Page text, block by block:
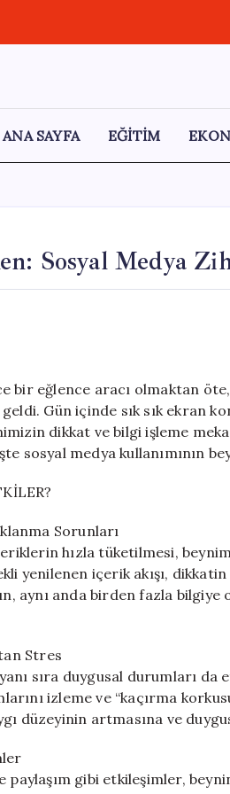
ANA SAYFA EĞİTİM
Sosyal Medya
bir eğlence aracı olmaktan
Gün içinde sık sık ekran
dikkat ve bilgi işleme
sosyal medya kullanımının
Sorunları
hızla tüketilmesi,
yenilenen içerik akışı,
aynı anda birden fazla bilgiye
Stres
sıra duygusal durumları da
izleme ve “kaçırma
düzeyinin artmasına ve
paylaşım gibi etkileşimler,